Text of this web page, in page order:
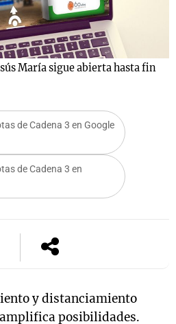
María sigue abierta hasta fin
de Cadena 3 en Google
de Cadena 3 en
y distanciamiento
posibilidades.
La Sole en
Cadena 3